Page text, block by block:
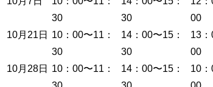
30
30
00
10月21日
10：00〜11：
30
14：00〜15：
30
13：
00
10月28日
10：00〜11：
14：00〜15：
10：